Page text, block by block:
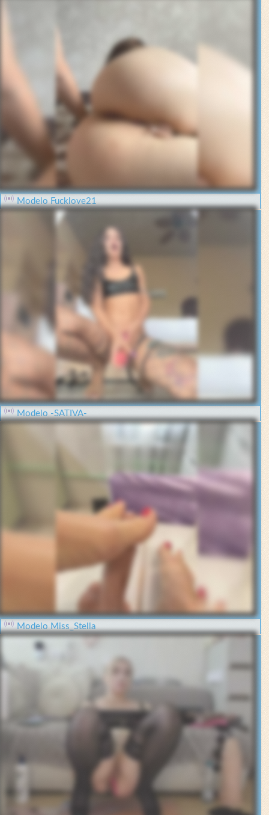
Modelo Fucklove21
Modelo -SATIVA-
Modelo Miss_Stella